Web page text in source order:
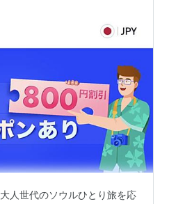
人世代のソウルひとり旅を応